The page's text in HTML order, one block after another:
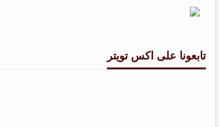
تابعونا على اكس تويتر